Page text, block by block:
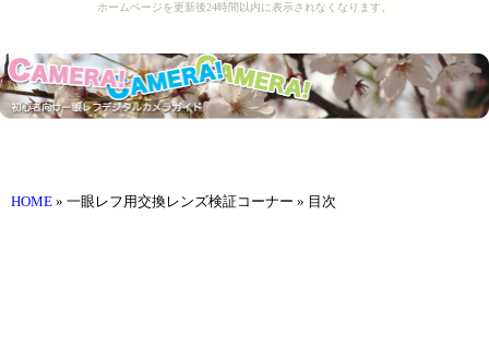
ホームページを更新後24時間以内に表示されなくなります。
HOME » 一眼レフ用交換レンズ検証コーナー » 目次